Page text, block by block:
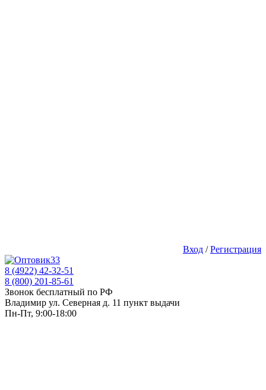
Вход /Регистрация
8 (4922) 42-32-51
8 (800) 201-85-61
Звонок бесплатный по РФ
Владимир ул. Северная д. 11 пункт выдачи
Пн-Пт, 9:00-18:00